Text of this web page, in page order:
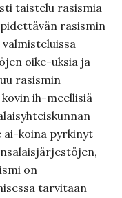
taistelu rasismia
rasismin
oike-uksia ja
rasismin
ih-meellisiä
ai-koina pyrkinyt
on
tarvitaan